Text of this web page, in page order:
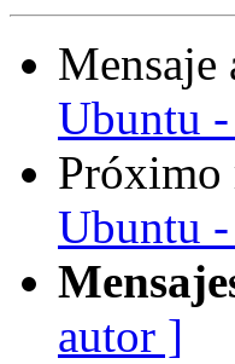
Mensaje
Ubuntu
Próximo
Ubuntu
autor ]